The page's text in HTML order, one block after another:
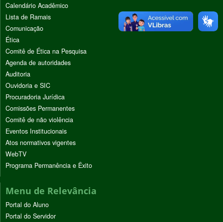
Calendário Acadêmico
Lista de Ramais
Comunicação
Ética
Comitê de Ética na Pesquisa
Agenda de autoridades
Auditoria
Ouvidoria e SIC
Procuradoria Jurídica
Comissões Permanentes
Comitê de não violência
Eventos Institucionais
Atos normativos vigentes
WebTV
Programa Permanência e Êxito
Menu de Relevância
Portal do Aluno
Portal do Servidor